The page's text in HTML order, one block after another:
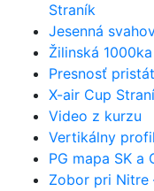
Straník
Jesenná
Žilinská
Presnosť
X-air Cup
Video z kurzu
Vertikálny
PG mapa SK a
Zobor pri Nitre